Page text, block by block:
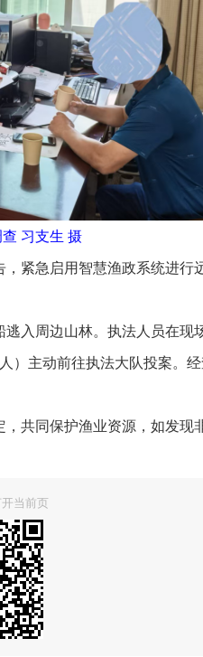
习支生 摄
急启用智慧渔政系统进行
周边山林。执法人员在现
主动前往执法大队投案。
同保护渔业资源，如发现
当前页